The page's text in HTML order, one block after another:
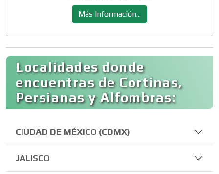
Más Información...
Localidades donde
encuentras de Cortinas,
Persianas y Alfombras:
CIUDAD DE MÉXICO (CDMX)
JALISCO